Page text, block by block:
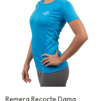
Remera Recorte Dama